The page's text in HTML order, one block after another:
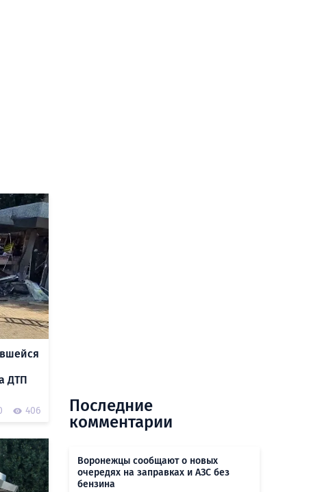
ДТП
406
Последние
комментарии
Воронежцы сообщают о новых
очередях на заправках и АЗС без
бензина